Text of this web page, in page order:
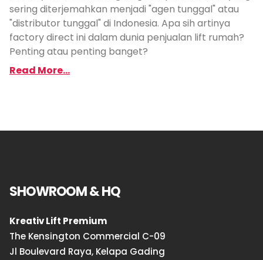
sering diterjemahkan menjadi "agen tunggal" atau
"distributor tunggal" di Indonesia. Apa sih artinya
factory direct ini dalam dunia penjualan lift rumah?
Penting atau penting banget?
Read More...
SHOWROOM & HQ
Kreativ Lift Premium
The Kensington Commercial C-09
Jl Boulevard Raya, Kelapa Gading